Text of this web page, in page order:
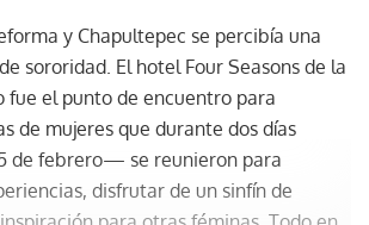
y Chapultepec se percibía una
sororidad. El hotel Four Seasons de la
fue el punto de encuentro para
de mujeres que durante dos días
de febrero— se reunieron para
disfrutar de un sinfín de